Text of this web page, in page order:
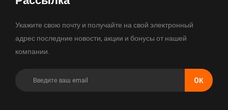
Укажите свою почту и получайте на свой электронный
адрес последние новости, акции и бонусы от нашей
компании.
OК